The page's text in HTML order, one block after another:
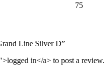
75
Line Silver D”
in</a> to post a review.